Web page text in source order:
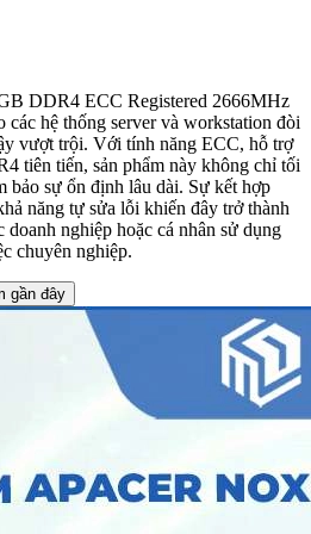
DDR4 ECC Registered 2666MHz
hệ thống server và workstation đòi
vượt trội. Với tính năng ECC, hỗ trợ
tiên tiến, sản phẩm này không chỉ tối
bảo sự ổn định lâu dài. Sự kết hợp
năng tự sửa lỗi khiến đây trở thành
nghiệp hoặc cá nhân sử dụng
chuyên nghiệp.
gần đây